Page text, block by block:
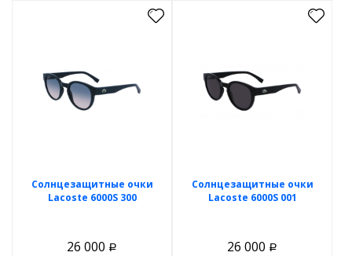
Солнцезащитные очки
Lacoste 6000S 300
26 000 Р
Солнцезащитные очки
Lacoste 6000S 001
26 000 Р